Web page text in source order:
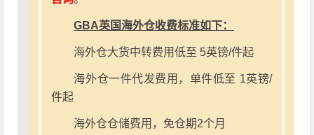
GBA英国海外仓收费标准如下：
海外仓大货中转费用低至 5英镑/件起
海外仓一件代发费用，单件低至 1英镑/
件起
海外仓仓储费用，免仓期2个月